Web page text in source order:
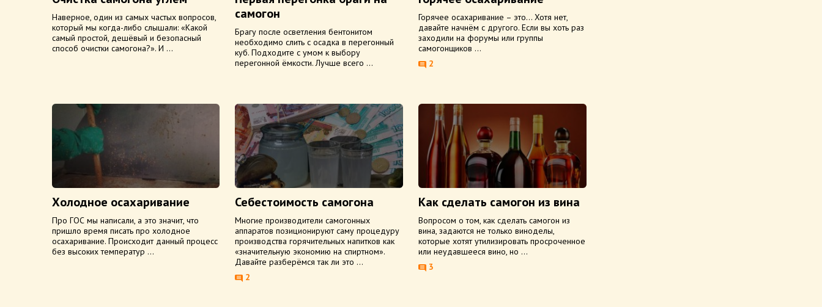
Наверное, один из самых частых вопросов,
который мы когда-либо слышали: «Какой
самый простой, дешёвый и безопасный
способ очистки самогона?». И ...
самогон
Брагу после осветления бентонитом
необходимо слить с осадка в перегонный
куб. Подходите с умом к выбору
перегонной ёмкости. Лучше всего ...
Горячее осахаривание – это… Хотя нет,
давайте начнём с другого. Если вы хоть раз
заходили на форумы или группы
самогонщиков ...
2
Холодное осахаривание
Про ГОС мы написали, а это значит, что
пришло время писать про холодное
осахаривание. Происходит данный процесс
без высоких температур ...
Себестоимость самогона
Многие производители самогонных
аппаратов позиционируют саму процедуру
производства горячительных напитков как
«значительную экономию на спиртном».
Давайте разберёмся так ли это ...
2
Как сделать самогон из вина
Вопросом о том, как сделать самогон из
вина, задаются не только виноделы,
которые хотят утилизировать просроченное
или неудавшееся вино, но ...
3